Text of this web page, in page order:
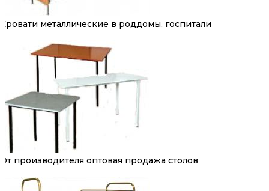
Кровати металлические в роддомы, госпитали
От производителя оптовая продажа столов